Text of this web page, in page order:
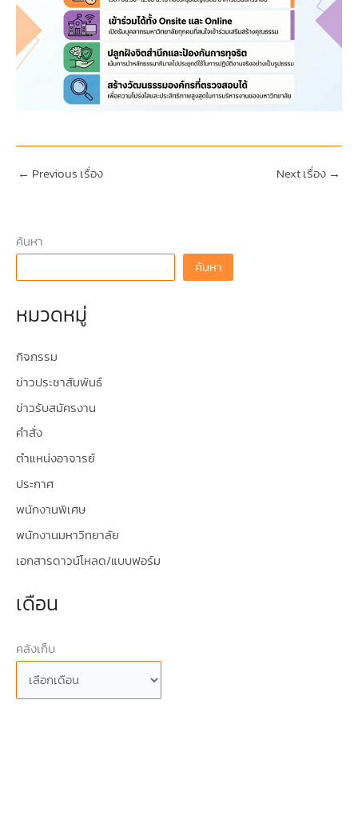
← Previous เรื่อง Next เรื่อง →
ค้นหา
ค้นหา
หมวดหมู่
กิจกรรม
ข่าวประชาสัมพันธ์
ข่าวรับสมัครงาน
คำสั่ง
ตำแหน่งอาจารย์
ประกาศ
พนักงานพิเศษ
พนักงานมหาวิทยาลัย
เอกสารดาวน์โหลด/แบบฟอร์ม
เดือน
คลังเก็บ